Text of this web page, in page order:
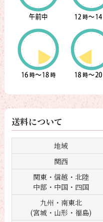
送料について
地域
関西
関東・信越・北陸
中部・中国・四国
九州・南東北
(宮城・山形・福島)